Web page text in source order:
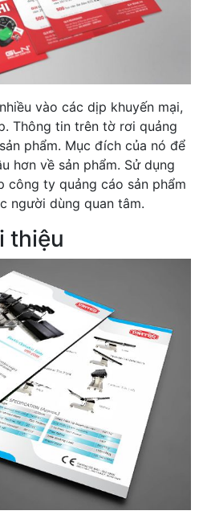
vào các dịp khuyến mại,
Thông tin trên tờ rơi quảng
phẩm. Mục đích của nó để
hơn về sản phẩm. Sử dụng
công ty quảng cáo sản phẩm
người dùng quan tâm.
thiệu